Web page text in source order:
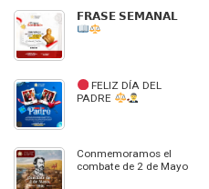
𝗙𝗥𝗔𝗦𝗘 𝗦𝗘𝗠𝗔𝗡𝗔𝗟
FELIZ DÍA DEL
PADRE
Conmemoramos el
combate de 2 de Mayo